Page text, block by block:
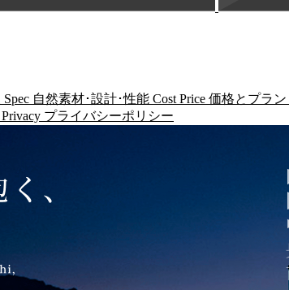
Spec 自然素材･設計･性能 Cost Price 価格とプラン
Privacy プライバシーポリシー